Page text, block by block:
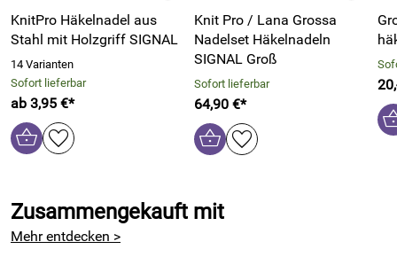
Hersteller: Prym Consumer Europe GmbH , Zweifaller Str.
130, 52224 Stolberg, Deutschland, https://www.prym.com/
KnitPro Häkelnadel aus
Stahl mit Holzgriff SIGNAL
14 Varianten
Sofort lieferbar
ab 3,95 €*
Knit Pro / Lana Grossa
Nadelset Häkelnadeln
SIGNAL Groß
Sofort lieferbar
64,90 €*
Zusammengekauft mit
Mehr entdecken >